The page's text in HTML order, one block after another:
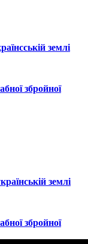
землі
збройної
землі
збройної